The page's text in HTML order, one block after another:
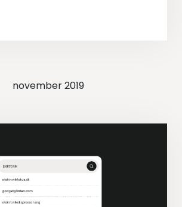
november 2019